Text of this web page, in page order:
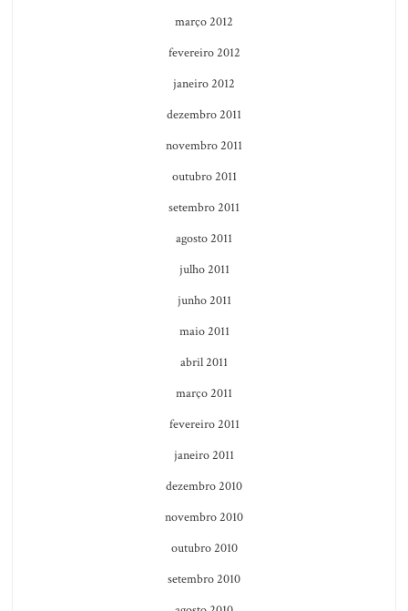
março 2012
fevereiro 2012
janeiro 2012
dezembro 2011
novembro 2011
outubro 2011
setembro 2011
agosto 2011
julho 2011
junho 2011
maio 2011
abril 2011
março 2011
fevereiro 2011
janeiro 2011
dezembro 2010
novembro 2010
outubro 2010
setembro 2010